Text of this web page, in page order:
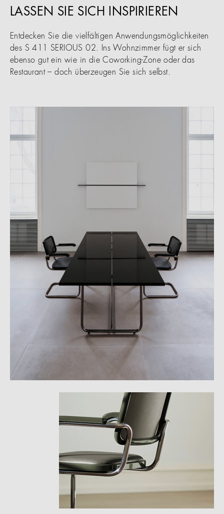
LASSEN SIE SICH INSPIRIEREN
Entdecken Sie die vielfältigen Anwendungsmöglichkeiten
des S 411 SERIOUS 02. Ins Wohnzimmer fügt er sich
ebenso gut ein wie in die Coworking-Zone oder das
Restaurant – doch überzeugen Sie sich selbst.